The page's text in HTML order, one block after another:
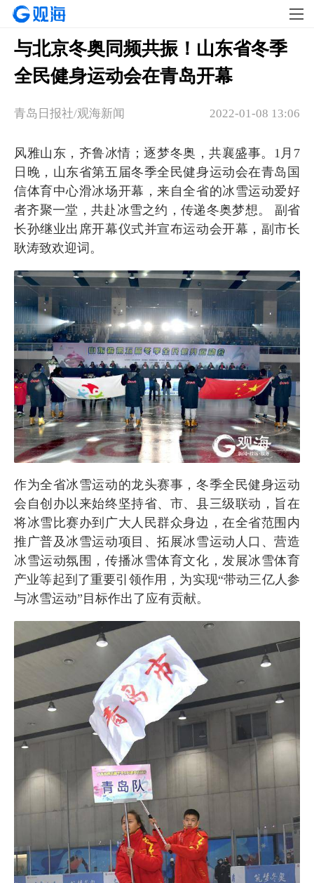
与北京冬奥同频共振！山东省冬季
全民健身运动会在青岛开幕
2022-01-08 13:06
青岛日报社/观海新闻
风雅山东，齐鲁冰情；逐梦冬奥，共襄盛事。1月7
日晚，山东省第五届冬季全民健身运动会在青岛国
信体育中心滑冰场开幕，来自全省的冰雪运动爱好
者齐聚一堂，共赴冰雪之约，传递冬奥梦想。 副省
长孙继业出席开幕仪式并宣布运动会开幕，副市长
耿涛致欢迎词。
作为全省冰雪运动的龙头赛事，冬季全民健身运动
会自创办以来始终坚持省、市、县三级联动，旨在
将冰雪比赛办到广大人民群众身边，在全省范围内
推广普及冰雪运动项目、拓展冰雪运动人口、营造
冰雪运动氛围，传播冰雪体育文化，发展冰雪体育
产业等起到了重要引领作用，为实现“带动三亿人参
与冰雪运动”目标作出了应有贡献。